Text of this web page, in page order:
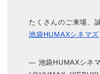
たくさんのご来場、
池袋HUMAXシネマズ
— 池袋HUMAXシネ